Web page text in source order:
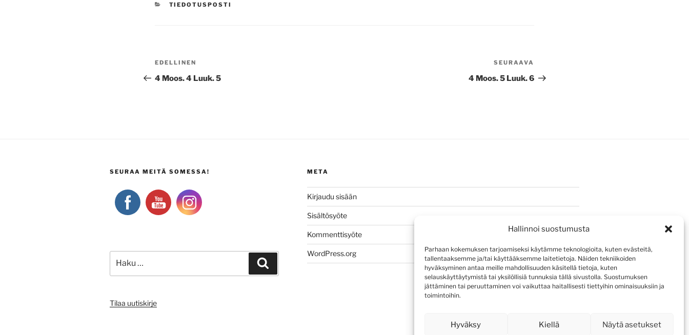
Hallinnoi suostumusta
Parhaan kokemuksen tarjoamiseksi käytämme teknologioita, kuten evästeitä,
tallentaaksemme ja/tai käyttääksemme laitetietoja. Näiden tekniikoiden
hyväksyminen antaa meille mahdollisuuden käsitellä tietoja, kuten
selauskäyttäytymistä tai yksilöllisiä tunnuksia tällä sivustolla. Suostumuksen
jättäminen tai peruuttaminen voi vaikuttaa haitallisesti tiettyihin ominaisuuksiin ja
toimintoihin.
Hyväksy Kiellä Näytä asetukset
KATEGORIAT
TIEDOTUSPOSTI
Artikkelien
selaus
Edellinen
artikkeli
EDELLINEN
4 Moos. 4 Luuk. 5
artikkeli
SEURAAVA
4 Moos. 5 Luuk. 6
SEURAA MEITÄ SOMESSA!
Tilaa uutiskirje
META
Kirjaudu sisään
Sisältösyöte
Kommenttisyöte
WordPress.org